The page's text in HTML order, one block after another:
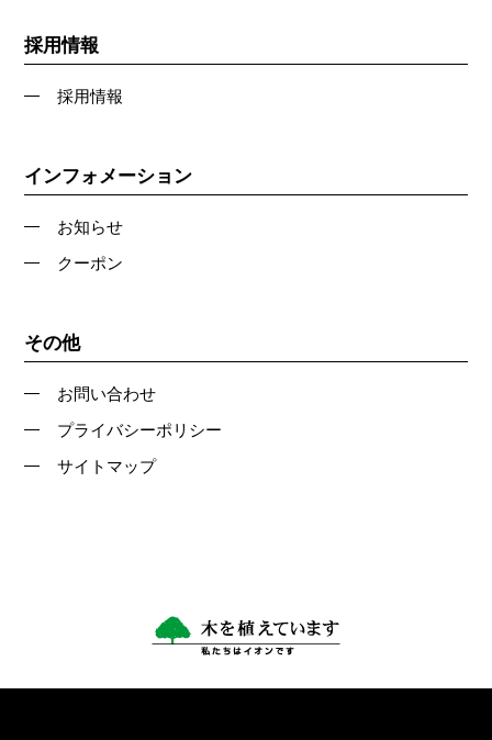
採用情報
採用情報
インフォメーション
お知らせ
クーポン
その他
お問い合わせ
プライバシーポリシー
サイトマップ